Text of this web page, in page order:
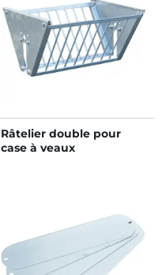
Râtelier double pour
case à veaux